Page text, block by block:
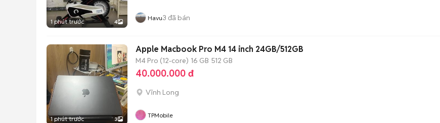
1 phút trước 4 Havu3 đã bán
1 phút trước 3
Apple Macbook Pro M4 14 inch 24GB/512GB
M4 Pro (12-core) 16 GB 512 GB
40.000.000 đ
Vĩnh Long
TPMobile